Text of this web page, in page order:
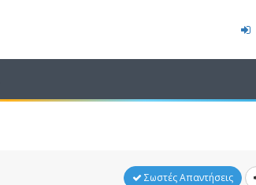
Σωστές Απαντήσεις